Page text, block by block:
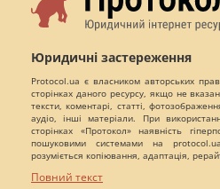
Юридичні застереження
Protocol.ua є власником авторських
сторінках даного ресурсу, якщо не
тексти, коментарі, статті,
аудіо, інші матеріали. При
сторінках «Протокол» наявність
пошуковими системами на
розуміється копіювання, адаптація,
Повний текст